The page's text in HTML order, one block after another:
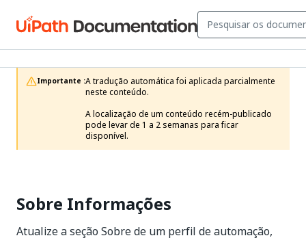
Importante :A tradução automática foi aplicada parcialmente
neste conteúdo.
A localização de um conteúdo recém-publicado
pode levar de 1 a 2 semanas para ficar
disponível.
Sobre Informações
Atualize a seção Sobre de um perfil de automação,